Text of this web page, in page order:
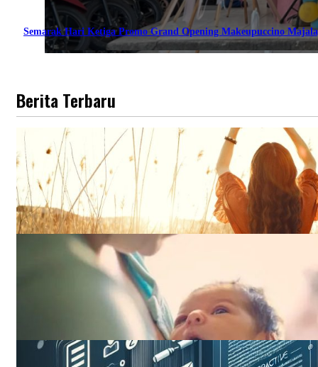
Semarak Hari Ketiga Promo Grand Opening Makeupuccino
Berita Terbaru